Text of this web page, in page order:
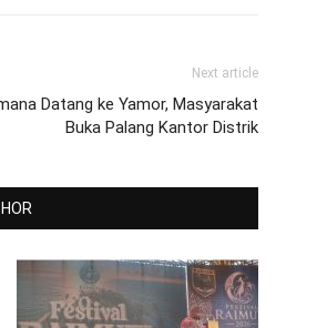
Next article
Datang ke Yamor, Masyarakat
Buka Palang Kantor Distrik